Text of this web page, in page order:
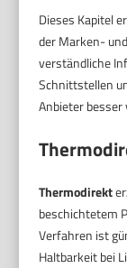
Dieses Kapitel
der Marken-
verständliche
Schnittstellen
Anbieter besser
Thermodirekt
beschichtetem
Verfahren ist
Haltbarkeit bei